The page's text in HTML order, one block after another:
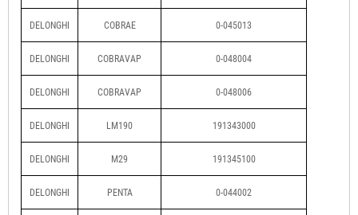
DELONGHI COBRAE 0-045013
DELONGHI COBRAVAP 0-048004
DELONGHI COBRAVAP 0-048006
DELONGHI LM190 191343000
DELONGHI M29 191345100
DELONGHI PENTA 0-044002